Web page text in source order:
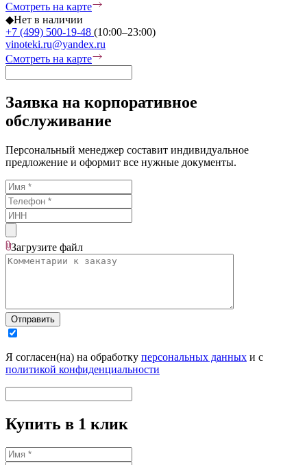
Смотреть на карте
◆Нет в наличии
+7 (499) 500-19-48 (10:00–23:00)
vinoteki.ru@yandex.ru
Смотреть на карте
Заявка на корпоративное
обслуживание
Персональный менеджер составит индивидуальное
предложение и оформит все нужные документы.
Загрузите файл
Отправить
Я согласен(на) на обработку персональных данных и с
политикой конфиденциальности
Купить в 1 клик